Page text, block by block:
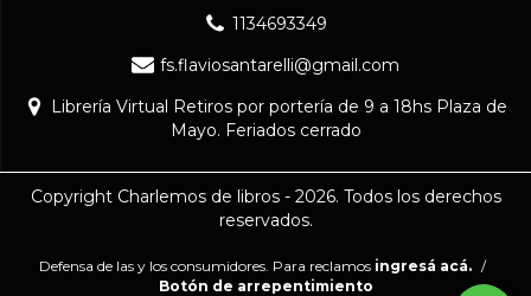
1134693349
fs.flaviosantarelli@gmail.com
Librería Virtual Retiros por portería de 9 a 18hs Plaza de
Mayo. Feriados cerrado
Copyright Charlemos de libros - 2026. Todos los derechos
reservados.
Defensa de las y los consumidores. Para reclamos ingresá acá. /
Botón de arrepentimiento